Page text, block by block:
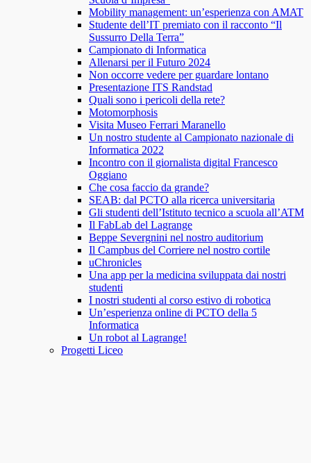
Mobility management: un’esperienza con AMAT
Studente dell’IT premiato con il racconto “Il
Sussurro Della Terra”
Campionato di Informatica
Allenarsi per il Futuro 2024
Non occorre vedere per guardare lontano
Presentazione ITS Randstad
Quali sono i pericoli della rete?
Motomorphosis
Visita Museo Ferrari Maranello
Un nostro studente al Campionato nazionale di
Informatica 2022
Incontro con il giornalista digital Francesco
Oggiano
Che cosa faccio da grande?
SEAB: dal PCTO alla ricerca universitaria
Gli studenti dell’Istituto tecnico a scuola all’ATM
Il FabLab del Lagrange
Beppe Severgnini nel nostro auditorium
Il Campbus del Corriere nel nostro cortile
uChronicles
Una app per la medicina sviluppata dai nostri
studenti
I nostri studenti al corso estivo di robotica
Un’esperienza online di PCTO della 5
Informatica
Un robot al Lagrange!
Progetti Liceo